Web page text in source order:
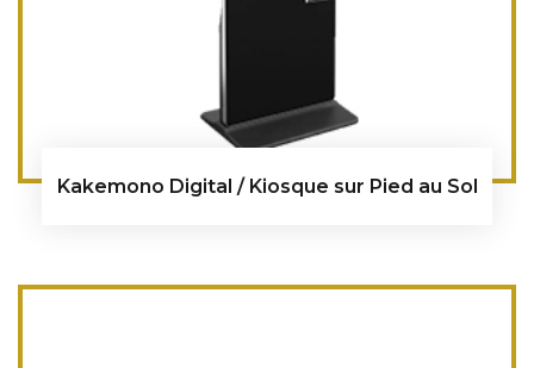
Kakemono Digital / Kiosque sur Pied au Sol